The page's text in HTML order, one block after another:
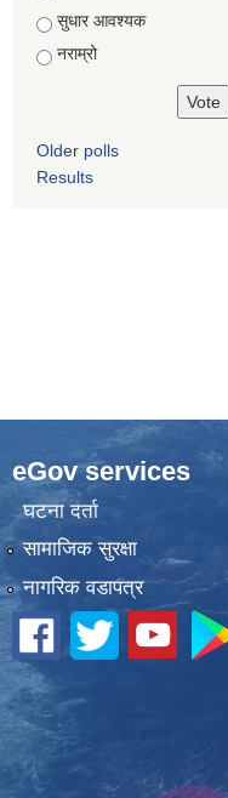
सुधार आवश्यक
नराम्रो
Older polls
Results
eGov services
घटना दर्ता
सामाजिक सुरक्षा
नागरिक वडापत्र